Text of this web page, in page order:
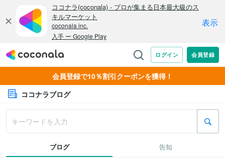
会員登録で10％割引クーポンを獲得！
ココナラブログ
ブログ 告知